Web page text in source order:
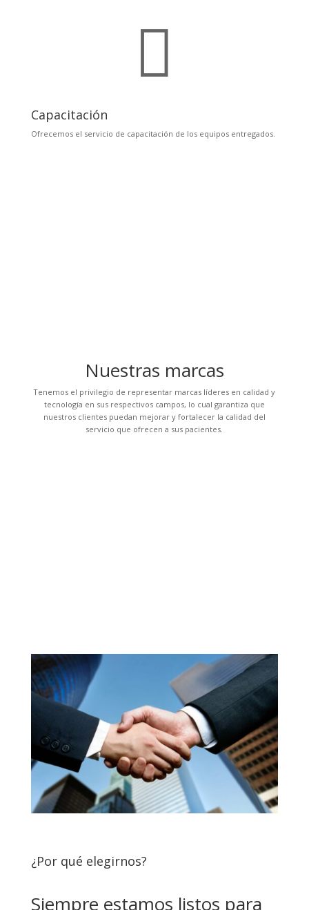

Capacitación
Ofrecemos el servicio de capacitación de los equipos entregados.
Nuestras marcas
Tenemos el privilegio de representar marcas líderes en calidad y
tecnología en sus respectivos campos, lo cual garantiza que
nuestros clientes puedan mejorar y fortalecer la calidad del
servicio que ofrecen a sus pacientes.
¿Por qué elegirnos?
Siempre estamos listos para